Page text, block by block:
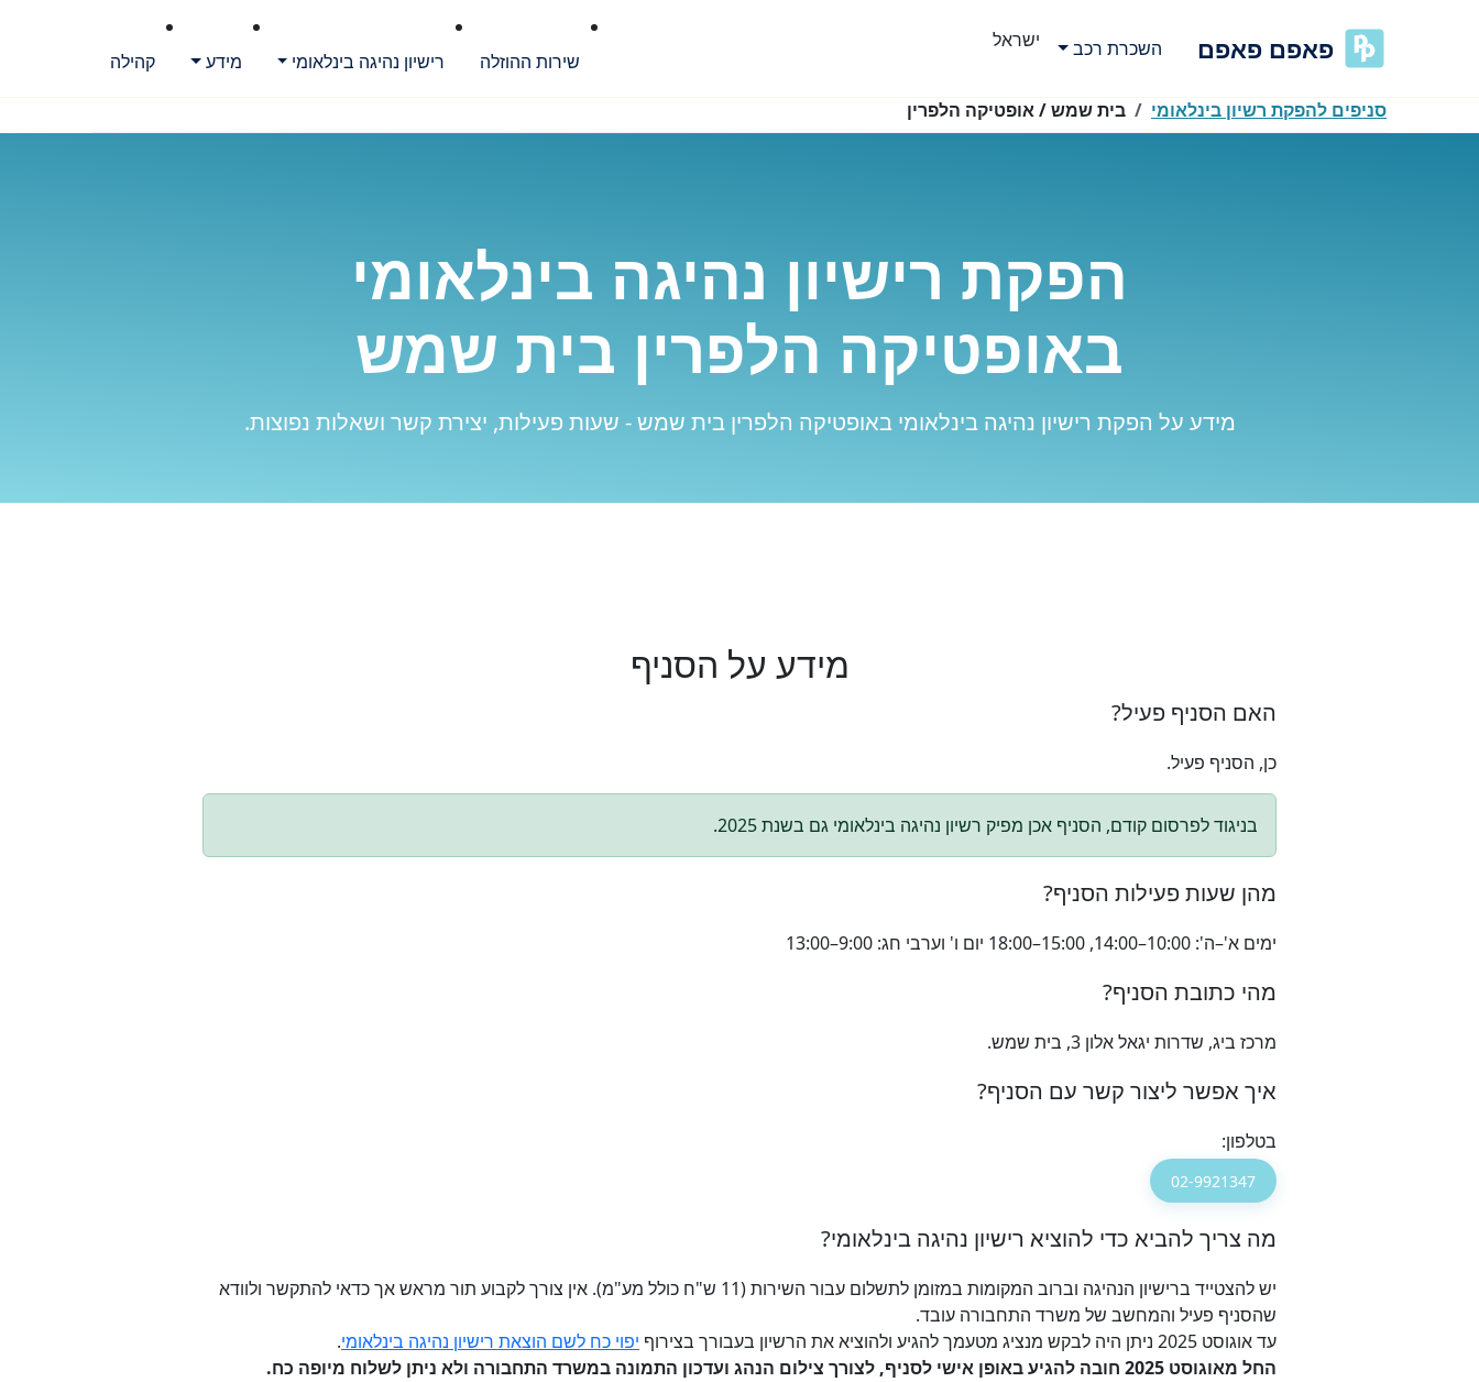
פאפם פאפם השכרת רכב
ישראל
שירות ההוזלה
רישיון נהיגה בינלאומי מידע
קהילה
סניפים להפקת רשיון בינלאומי
בית שמש / אופטיקה הלפרין
הפקת רישיון נהיגה בינלאומי
באופטיקה הלפרין בית שמש
מידע על הפקת רישיון נהיגה בינלאומי באופטיקה הלפרין בית שמש - שעות פעילות, יצירת קשר ושאלות נפוצות.
מידע על הסניף
האם הסניף פעיל?
כן, הסניף פעיל.
בניגוד לפרסום קודם, הסניף אכן מפיק רשיון נהיגה בינלאומי גם בשנת 2025.
מהן שעות פעילות הסניף?
ימים א'–ה': 10:00–14:00, 15:00–18:00 יום ו' וערבי חג: 9:00–13:00
מהי כתובת הסניף?
מרכז ביג, שדרות יגאל אלון 3, בית שמש.
איך אפשר ליצור קשר עם הסניף?
בטלפון:
02-9921347
מה צריך להביא כדי להוציא רישיון נהיגה בינלאומי?
יש להצטייד ברישיון הנהיגה וברוב המקומות במזומן לתשלום עבור השירות (11 ש"ח כולל מע"מ). אין צורך לקבוע תור מראש אך כדאי להתקשר ולוודא
שהסניף פעיל והמחשב של משרד התחבורה עובד.
עד אוגוסט 2025 ניתן היה לבקש מנציג מטעמך להגיע ולהוציא את הרשיון בעבורך בצירוף
יפוי כח לשם הוצאת רישיון נהיגה בינלאומי.
החל מאוגוסט 2025 חובה להגיע באופן אישי לסניף, לצורך צילום הנהג ועדכון התמונה במשרד התחבורה ולא ניתן לשלוח מיופה כח.